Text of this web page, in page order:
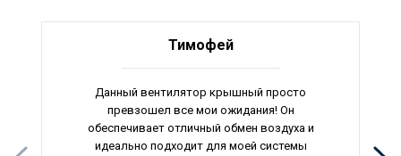
Тимофей
Данный вентилятор крышный просто
превзошел все мои ожидания! Он
обеспечивает отличный обмен воздуха и
идеально подходит для моей системы